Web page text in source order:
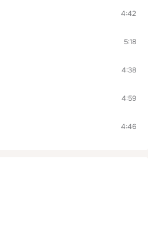
4:42
5:18
4:38
4:59
4:46